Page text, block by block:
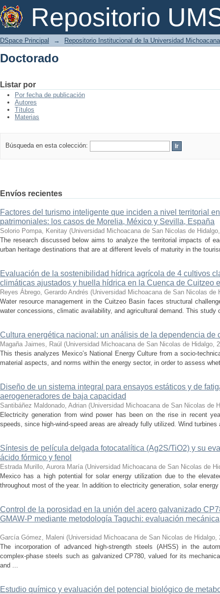
Repositorio
Doctorado
DSpace Principal → Repositorio Institucional de la Universidad
Doctorado
Listar por
Por fecha de publicación
Autores
Títulos
Materias
Búsqueda en esta colección:
Envíos recientes
Factores del turismo inteligente que inciden a nivel territorial
patrimoniales: los casos de Morelia, México y Sevilla, España
Solorio Pompa, Kenitay (Universidad Michoacana de San Nicolas de Hidalgo
The research discussed below aims to analyze the territorial impacts of
urban heritage destinations that are at different levels of maturity in the
Evaluación de la sostenibilidad hídrica agrícola de 4 cultivos
climáticas ajustados y huella hídrica en la Cuenca de Cuitzeo
Reyes Ábrego, Gerardo Andrés (Universidad Michoacana de San Nicolas de
Water resource management in the Cuitzeo Basin faces structural
water concessions, climatic availability, and agricultural demand. This study
Cultura energética nacional: un análisis de la dependencia de
Magaña Jaimes, Raúl (Universidad Michoacana de San Nicolas de Hidalgo,
This thesis analyzes Mexico’s National Energy Culture from a socio-
material aspects, and norms within the energy sector, in order to assess
Diseño de un sistema integral para ensayos estáticos y de
aerogeneradores de baja capacidad
Santibáñez Maldonado, Adrian (Universidad Michoacana de San Nicolas de
Electricity generation from wind power has been on the rise in recent
speeds, since high-wind-speed areas are already fully utilized. Wind
Síntesis de película delgada fotocatalítica (Ag2S/TiO2) y su
ácido fórmico y fenol
Estrada Murillo, Aurora María (Universidad Michoacana de San Nicolas de
Mexico has a high potential for solar energy utilization due to the
throughout most of the year. In addition to electricity generation, solar
Control de la porosidad en la unión del acero galvanizado
GMAW-P mediante metodología Taguchi: evaluación
García Gómez, Maleni (Universidad Michoacana de San Nicolas de Hidalgo,
The incorporation of advanced high-strength steels (AHSS) in the
complex-phase steels such as galvanized CP780, valued for its
and ...
Estudio químico y evaluación del potencial biológico de